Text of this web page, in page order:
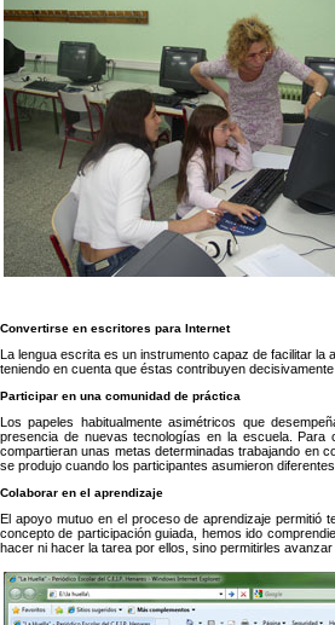
Convertirse en escritores para Internet
La lengua escrita es un instrumento capaz de facilitar la
teniendo en cuenta que éstas contribuyen decisivamente
Participar en una comunidad de práctica
Los papeles habitualmente asimétricos que
presencia de nuevas tecnologías en la escuela.
compartieran unas metas determinadas trabajando en
se produjo cuando los participantes asumieron
Colaborar en el aprendizaje
El apoyo mutuo en el proceso de aprendizaje permitió
concepto de participación guiada, hemos ido
hacer ni hacer la tarea por ellos, sino permitirles